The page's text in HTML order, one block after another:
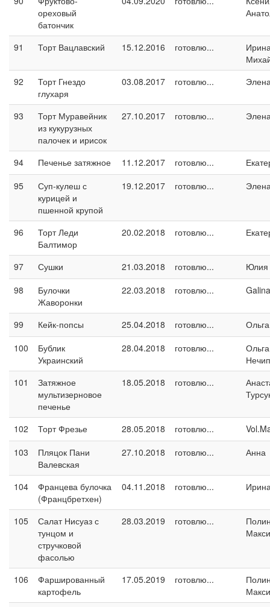
ореховый
батончик
91 Торт Вацлавский 15.12.2016 готовлю...
92
Торт Гнездо
глухаря
03.08.2017 готовлю...
93
Торт Муравейник
из кукурузных
палочек и ирисок
27.10.2017 готовлю...
94 Печенье затяжное 11.12.2017 готовлю...
95
Суп-кулеш с
курицей и
пшенной крупой
19.12.2017 готовлю...
96
Торт Леди
Балтимор
20.02.2018 готовлю...
97 Сушки 21.03.2018 готовлю...
Юлия
98
Булочки
Жаворонки
22.03.2018 готовлю...
99 Кейк-попсы 25.04.2018 готовлю...
100
Бублик
Украинский
28.04.2018 готовлю...
Ольга
101
Затяжное
мультизерновое
печенье
18.05.2018 готовлю...
102 Торт Фрезье 28.05.2018 готовлю...
103
Пляцок Пани
Валевская
27.10.2018 готовлю... Анна
104
Францева булочка
(Францбретхен)
04.11.2018 готовлю...
105
Салат Нисуаз с
тунцом и
стручковой
фасолью
28.03.2019 готовлю...
106
Фаршированный
картофель
17.05.2019 готовлю...